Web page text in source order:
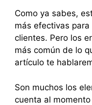
Como ya sabes,
más efectivas
clientes. Pero los
más común de lo
artículo te
Son muchos los
cuenta al